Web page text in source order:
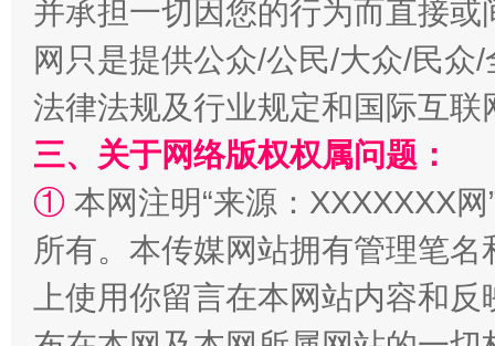
“蜀中异人”王建安的艺术幻境
并承担一切因您的行为而直接
网只是提供公众/公民/大众/民
法律法规及行业规定和国际互
三、关于网络版权权属问题：
① 本网注明“来源：XXXXXXX
所有。本传媒网站拥有管理笔
上使用你留言在本网站内容和